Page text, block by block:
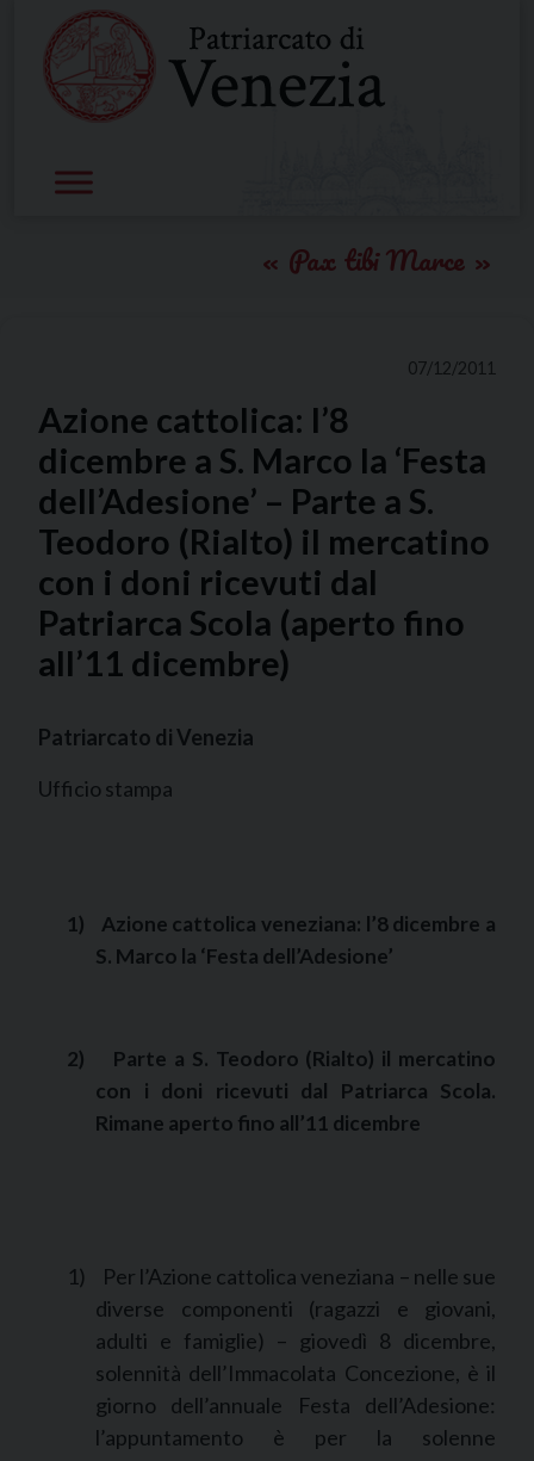
content
Pax tibi Marce
07/12/2011
Azione cattolica: l’8
dicembre a S. Marco la ‘Festa
dell’Adesione’ – Parte a S.
Teodoro (Rialto) il mercatino
con i doni ricevuti dal
Patriarca Scola (aperto fino
all’11 dicembre)
Patriarcato di Venezia
Ufficio stampa
1)
Azione cattolica veneziana: l’8 dicembre a
S. Marco la ‘Festa dell’Adesione’
2)
Parte a S. Teodoro (Rialto) il mercatino
con i doni ricevuti dal Patriarca Scola.
Rimane aperto fino all’11 dicembre
1)
Per l’Azione cattolica veneziana – nelle sue
diverse componenti (ragazzi e giovani,
adulti e famiglie) – giovedì 8 dicembre,
solennità dell’Immacolata Concezione, è il
giorno dell’annuale Festa dell’Adesione:
l’appuntamento è per la solenne